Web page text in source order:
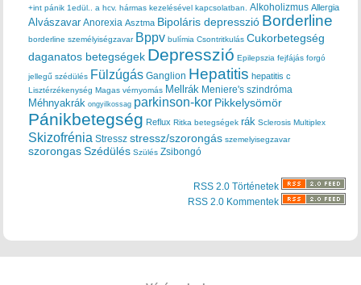
+int pánik 1edül.. a hcv. hármas kezelésével kapcsolatban. Alkoholizmus Allergia
Alvászavar Anorexia Asztma Bipoláris depresszió Borderline
borderline személyiségzavar Bppv bulímia Csontritkulás Cukorbetegség
daganatos betegségek Depresszió Epilepszia fejfájás forgó
jellegű szédülés Fülzúgás Ganglion Hepatitis hepatitis c
Lisztérzékenység Magas vérnyomás Mellrák Meniere's szindróma
Méhnyakrák ongyilkossag parkinson-kor Pikkelysömör
Pánikbetegség Reflux Ritka betegségek rák Sclerosis Multiplex
Skizofrénia Stressz stressz/szorongás szemelyisegzavar
szorongas Szédülés Szülés Zsibongó
RSS 2.0 Történetek
RSS 2.0 Kommentek